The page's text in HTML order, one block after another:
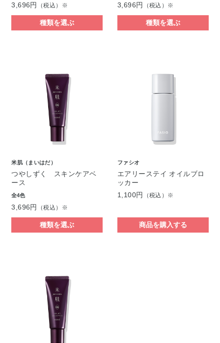
3,696円 （税込）※
種類を選ぶ
3,696円 （税込）※
種類を選ぶ
米肌（まいはだ）
つやしずく スキンケアベ
ース
全4色
3,696円 （税込）※
種類を選ぶ
ファシオ
エアリーステイ オイルブロ
ッカー
1,100円
（税込）※
商品を購入する